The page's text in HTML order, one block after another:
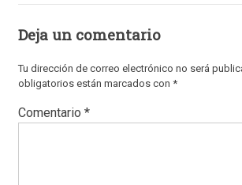
Deja un comentario
Tu dirección de correo electrónico no será
obligatorios están marcados con *
Comentario *